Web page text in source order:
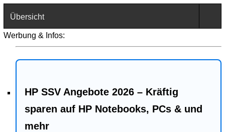
Übersicht
Web
Business
Werbung & Infos:
HP SSV Angebote 2026 – Kräftig
sparen auf HP Notebooks, PCs & und
mehr